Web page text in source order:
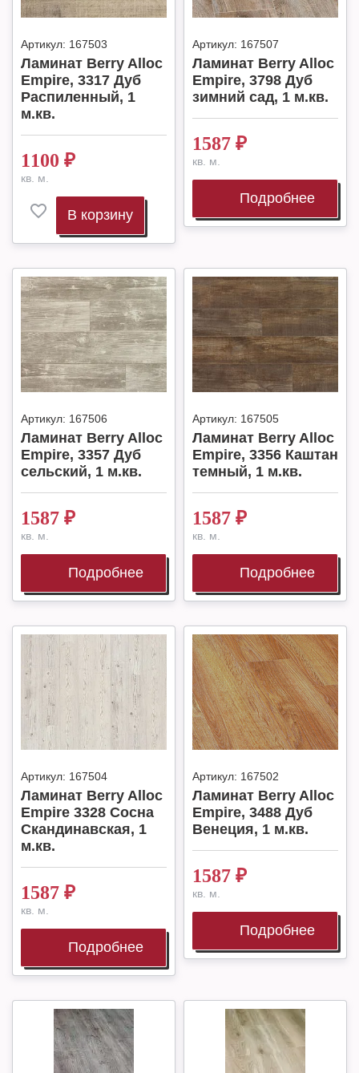
Артикул: 167503
Ламинат Berry Alloc
Empire, 3317 Дуб
Распиленный, 1
м.кв.
1100 ₽
кв. м.
В корзину
Артикул: 167507
Ламинат Berry Alloc
Empire, 3798 Дуб
зимний сад, 1 м.кв.
1587 ₽
кв. м.
Подробнее
Артикул: 167506
Ламинат Berry Alloc
Empire, 3357 Дуб
сельский, 1 м.кв.
1587 ₽
кв. м.
Подробнее
Артикул: 167505
Ламинат Berry Alloc
Empire, 3356 Каштан
темный, 1 м.кв.
1587 ₽
кв. м.
Подробнее
Артикул: 167504
Ламинат Berry Alloc
Empire 3328 Сосна
Скандинавская, 1
м.кв.
1587 ₽
кв. м.
Подробнее
Артикул: 167502
Ламинат Berry Alloc
Empire, 3488 Дуб
Венеция, 1 м.кв.
1587 ₽
кв. м.
Подробнее